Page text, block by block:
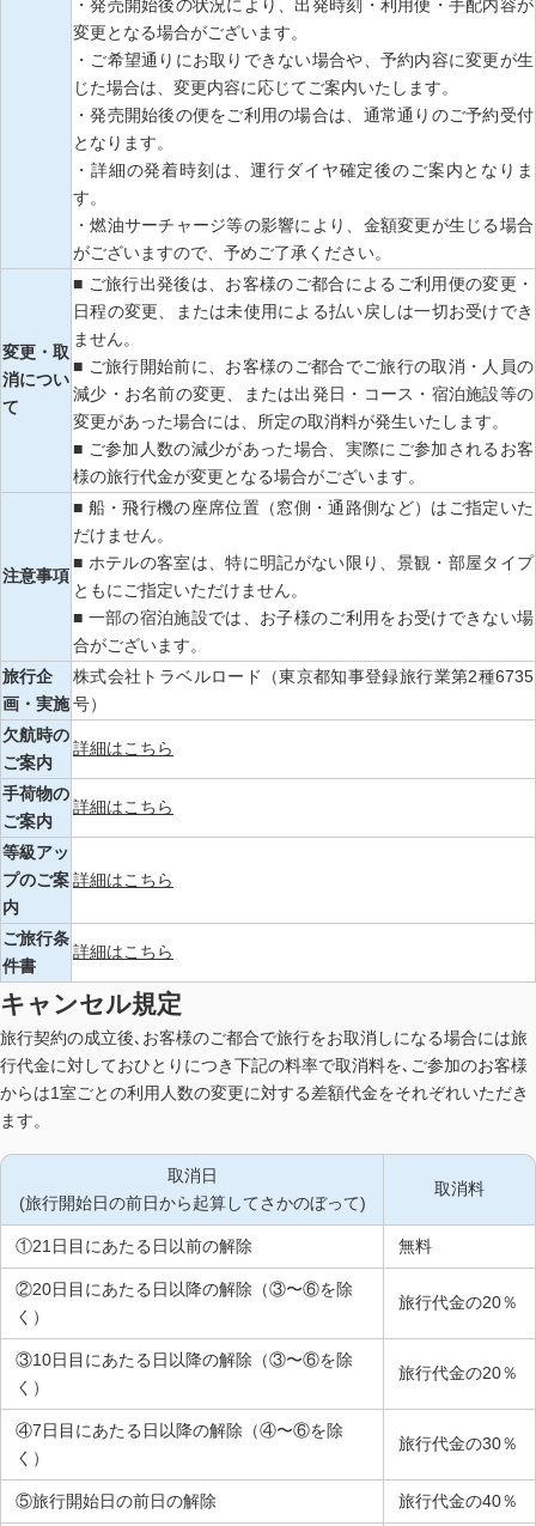
・発売開始後の状況により、出発時刻・利用便・手配内容が
変更となる場合がございます。
・ご希望通りにお取りできない場合や、予約内容に変更が生
じた場合は、変更内容に応じてご案内いたします。
・発売開始後の便をご利用の場合は、通常通りのご予約受付
となります。
・詳細の発着時刻は、運行ダイヤ確定後のご案内となりま
す。
・燃油サーチャージ等の影響により、金額変更が生じる場合
がございますので、予めご了承ください。
変更・取
消につい
て
■ ご旅行出発後は、お客様のご都合によるご利用便の変更・
日程の変更、または未使用による払い戻しは一切お受けでき
ません。
■ ご旅行開始前に、お客様のご都合でご旅行の取消・人員の
減少・お名前の変更、または出発日・コース・宿泊施設等の
変更があった場合には、所定の取消料が発生いたします。
■ ご参加人数の減少があった場合、実際にご参加されるお客
様の旅行代金が変更となる場合がございます。
注意事項
■ 船・飛行機の座席位置（窓側・通路側など）はご指定いた
だけません。
■ ホテルの客室は、特に明記がない限り、景観・部屋タイプ
ともにご指定いただけません。
■ 一部の宿泊施設では、お子様のご利用をお受けできない場
合がございます。
旅行企
画・実施
株式会社トラベルロード（東京都知事登録旅行業第2種6735
号）
欠航時の
ご案内
詳細はこちら
手荷物の
ご案内
詳細はこちら
等級アッ
プのご案
内
詳細はこちら
ご旅行条
件書
詳細はこちら
キャンセル規定
旅行契約の成立後､お客様のご都合で旅行をお取消しになる場合には旅
行代金に対しておひとりにつき下記の料率で取消料を､ご参加のお客様
からは1室ごとの利用人数の変更に対する差額代金をそれぞれいただき
ます。
取消日
(旅行開始日の前日から起算してさかのぼって)
取消料
①21日目にあたる日以前の解除 無料
②20日目にあたる日以降の解除（③〜⑥を除
く）
旅行代金の20％
③10日目にあたる日以降の解除（③〜⑥を除
く）
旅行代金の20％
④7日目にあたる日以降の解除（④〜⑥を除
く）
旅行代金の30％
⑤旅行開始日の前日の解除 旅行代金の40％